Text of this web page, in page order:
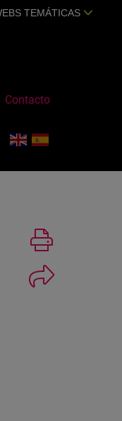
TEMÁTICAS
Contacto